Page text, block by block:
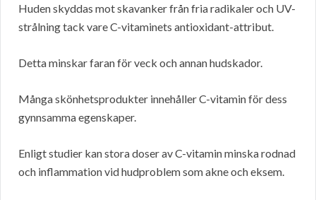
Huden skyddas mot skavanker från fria radikaler och UV-
strålning tack vare C-vitaminets antioxidant-attribut.
Detta minskar faran för veck och annan hudskador.
Många skönhetsprodukter innehåller C-vitamin för dess
gynnsamma egenskaper.
Enligt studier kan stora doser av C-vitamin minska rodnad
och inflammation vid hudproblem som akne och eksem.